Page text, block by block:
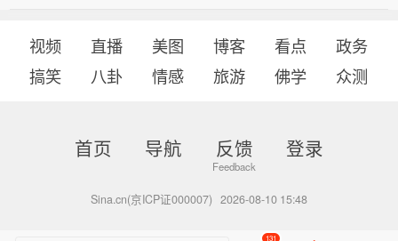
视频 直播 美图 博客 看点
政务
搞笑
八卦 情感 旅游 佛学 众测
首页 导航 反馈 登录
Sina.cn(京ICP证000007) 2026-08-10 15:48
131